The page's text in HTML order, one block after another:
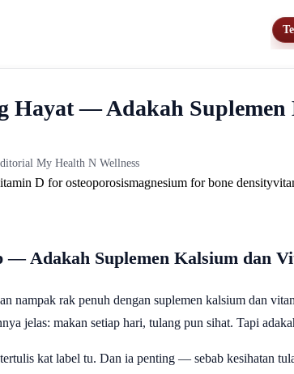
Hayat — Adakah
My Health N Wellness
D for osteoporosismagnesium for bone density
Adakah Suplemen Kalsium dan
nampak rak penuh dengan suplemen kalsium dan
jelas: makan setiap hari, tulang pun sihat. Tapi
kat label tu. Dan ia penting — sebab kesihatan